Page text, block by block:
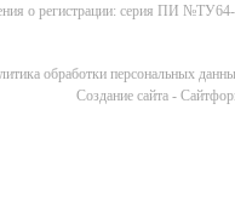
о регистрации: серия ПИ №ТУ64-
обработки персональных
Cоздание сайта -